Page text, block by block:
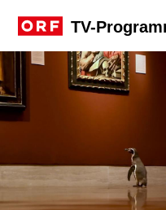
TV-